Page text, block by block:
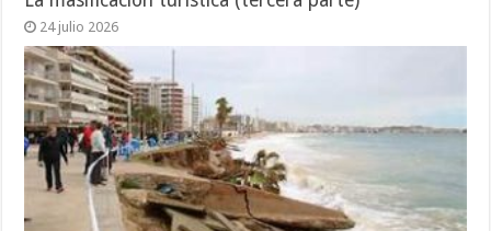
24 julio 2026